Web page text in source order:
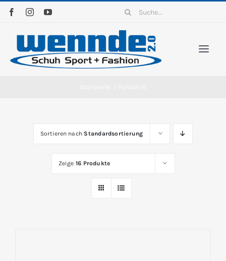
Zum
springen
Suche
Sortieren nach Standardsortierung
Zeige 16 Produkte